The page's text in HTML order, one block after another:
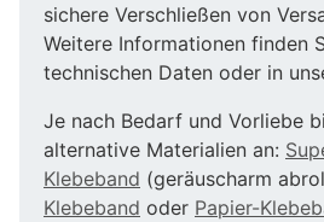
sichere Verschließen von
Weitere Informationen finden
technischen Daten oder in
Je nach Bedarf und Vorliebe
alternative Materialien an:
Klebeband (geräuscharm
Klebeband oder Papier-